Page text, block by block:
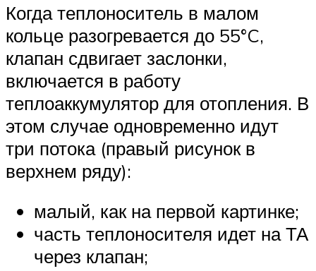
Когда теплоноситель в малом
кольце разогревается до 55°C,
клапан сдвигает заслонки,
включается в работу
теплоаккумулятор для отопления. В
этом случае одновременно идут
три потока (правый рисунок в
верхнем ряду):
малый, как на первой картинке;
часть теплоносителя идет на ТА
через клапан;